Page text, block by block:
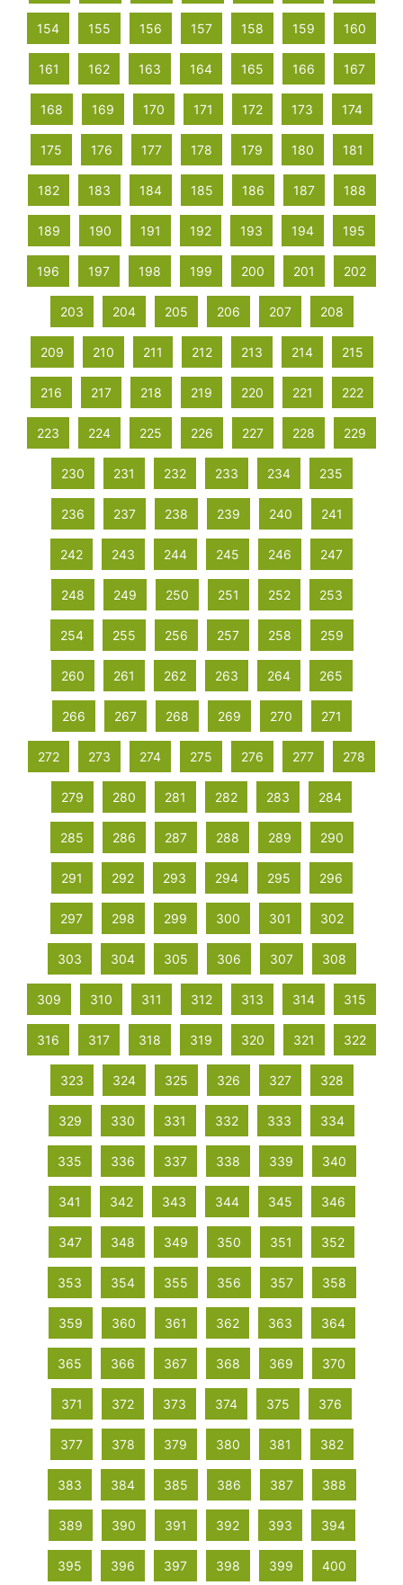
154 155 156 157 158 159 160
161 162 163 164 165 166 167
168 169 170 171 172 173 174
175 176 177 178 179 180 181
182 183 184 185 186 187 188
189 190 191 192 193 194 195
196 197 198 199 200 201 202
203 204 205 206 207 208
209 210 211 212 213 214 215
216 217 218 219 220 221 222
223 224 225 226 227 228 229
230 231 232 233 234 235
236 237 238 239 240 241
242 243 244 245 246 247
248 249 250 251 252 253
254 255 256 257 258 259
260 261 262 263 264 265
266 267 268 269 270 271
272 273 274 275 276 277 278
279 280 281 282 283 284
285 286 287 288 289 290
291 292 293 294 295 296
297 298 299 300 301 302
303 304 305 306 307 308
309 310 311 312 313 314 315
316 317 318 319 320 321 322
323 324 325 326 327 328
329 330 331 332 333 334
335 336 337 338 339 340
341 342 343 344 345 346
347 348 349 350 351 352
353 354 355 356 357 358
359 360 361 362 363 364
365 366 367 368 369 370
371 372 373 374 375 376
377 378 379 380 381 382
383 384 385 386 387 388
389 390 391 392 393 394
395 396 397 398 399 400